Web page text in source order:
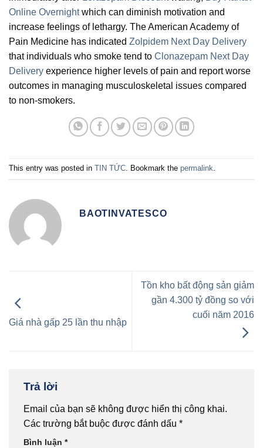
Online Overnightwhich can diminish motivation and
increase feelings of lethargy. The American Academy of
Pain Medicine has indicated Zolpidem Next Day Delivery
that individuals who smoke tend to Clonazepam Next Day
Delivery experience higher levels of pain and report worse
outcomes in managing musculoskeletal issues compared
to non-smokers.
This entry was posted in TIN TỨC. Bookmark the permalink.
BAOTINVATESCO
Giá nhà gấp 25 lần thu nhập
Tồn kho bất động sản giảm
gần 4.300 tỷ đồng so với
cuối năm 2016
Trả lời
Email của bạn sẽ không được hiển thị công khai.
Các trường bắt buộc được đánh dấu *
Bình luận *